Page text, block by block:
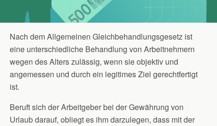
Nach dem Allgemeinen Gleichbehandlungsgesetz ist
eine unterschiedliche Behandlung von Arbeitnehmern
wegen des Alters zulässig, wenn sie objektiv und
angemessen und durch ein legitimes Ziel gerechtfertigt
ist.
Beruft sich der Arbeitgeber bei der Gewährung von
Urlaub darauf, obliegt es ihm darzulegen, dass mit der